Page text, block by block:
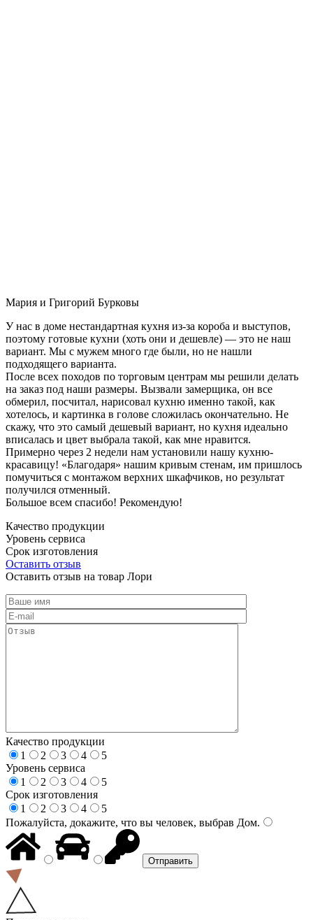
Мария и Григорий Бурковы
У нас в доме нестандартная кухня из-за короба и выступов,
поэтому готовые кухни (хоть они и дешевле) — это не наш
вариант. Мы с мужем много где были, но не нашли
подходящего варианта.
После всех походов по торговым центрам мы решили делать
на заказ под наши размеры. Вызвали замерщика, он все
обмерил, посчитал, нарисовал кухню именно такой, как
хотелось, и картинка в голове сложилась окончательно. Не
скажу, что это самый дешевый вариант, но кухня идеально
вписалась и цвет выбрала такой, как мне нравится.
Примерно через 2 недели нам установили нашу кухню-
красавицу! «Благодаря» нашим кривым стенам, им пришлось
помучиться с монтажом верхних шкафчиков, но результат
получился отменный.
Большое всем спасибо! Рекомендую!
Качество продукции
Уровень сервиса
Срок изготовления
Оставить отзыв
Оставить отзыв на товар Лори
Качество продукции
1
2 3 4
5
Уровень сервиса
1
2 3 4
5
Срок изготовления
1
2 3 4
5
Пожалуйста, докажите, что вы человек, выбрав Дом.